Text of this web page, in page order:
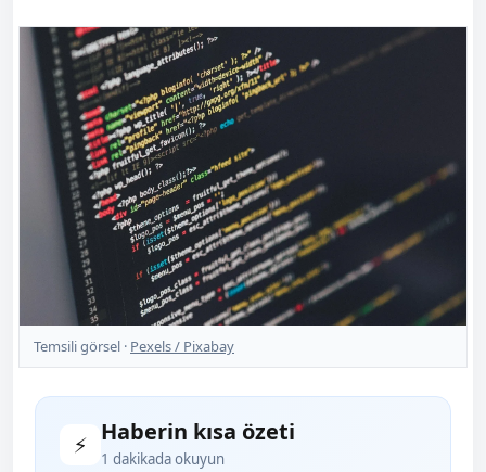
Temsili görsel · Pexels / Pixabay
⚡ Haberin kısa özeti
1 dakikada okuyun